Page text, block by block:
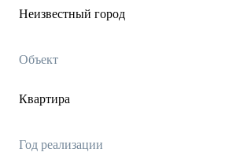
Неизвестный город
Объект
Квартира
Год реализации